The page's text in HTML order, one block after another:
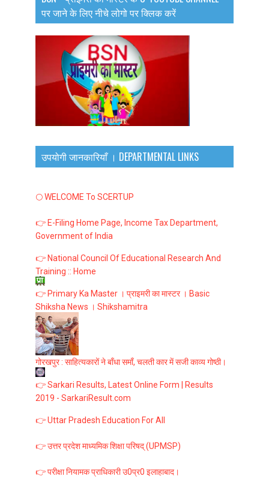
पर जाने के लिए नीचे लोगो पर क्लिक करें
उपयोगी जानकारियाँ । DEPARTMENTAL LINKS
🌕 WELCOME To SCERTUP
👉 E-Filing Home Page, Income Tax Department,
Government of India
👉 National Council Of Educational Research And
Training :: Home
👉 Primary Ka Master । प्राइमरी का मास्टर । Basic
Shiksha News । Shikshamitra
गोरखपुर : साहित्यकारों ने बाँधा समाँ, चलती कार में सजी काव्य गोष्ठी।
👉 Sarkari Results, Latest Online Form | Results
2019 - SarkariResult.com
👉 Uttar Pradesh Education For All
👉 उत्तर प्रदेश माध्यमिक शिक्षा परिषद् (UPMSP)
👉 परीक्षा नियामक प्राधिकारी उ0प्र0 इलाहाबाद।